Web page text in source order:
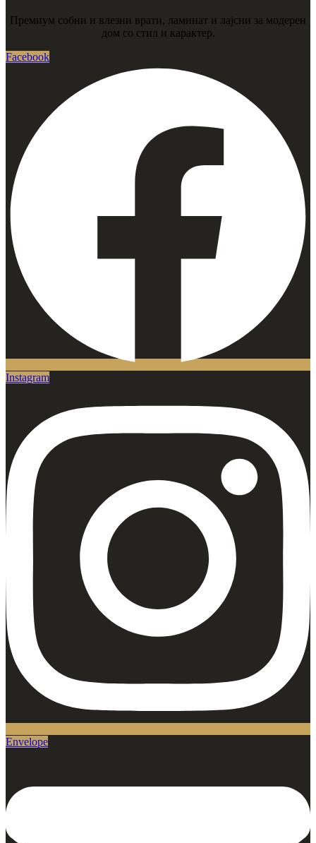
Премиум собни и влезни врати, ламинат и лајсни за модерен
дом со стил и карактер.
Facebook
Instagram
Envelope